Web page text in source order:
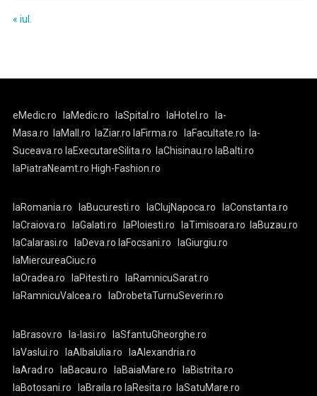
« iul.
eMedic.ro laMedic.ro laSpital.ro laHotel.ro
la-
Masa.ro
laMall.ro laZiar.ro laFirma.ro laFacultate.ro
la-
Suceava.ro laExecutareSilita.ro laChisinau.ro laBalti.ro
laPiatraNeamt.ro High-Fashion.ro
laRomania.ro laBucuresti.ro laClujNapoca.ro
laConstanta.ro
laCraiova.ro
laGalati.ro laPloiesti.ro laTimisoara.ro
laBuzau.ro
laCalarasi.ro
laDeva.ro laFocsani.ro
laGiurgiu.ro
laMiercureaCiuc.ro
laOradea.ro
laPitesti.ro
laRamnicuSarat.ro
laRamnicuValcea.ro
laDrobetaTurnuSeverin.ro
laBrasov.ro la-Iasi.ro
laSfantuGheorghe.ro
laVaslui.ro
laAlbaIulia.ro
laAlexandria.ro
laArad.ro
laBacau.ro laBaiaMare.ro
laBistrita.ro
laBotosani.ro
laBraila.ro laResita.ro laSatuMare.ro